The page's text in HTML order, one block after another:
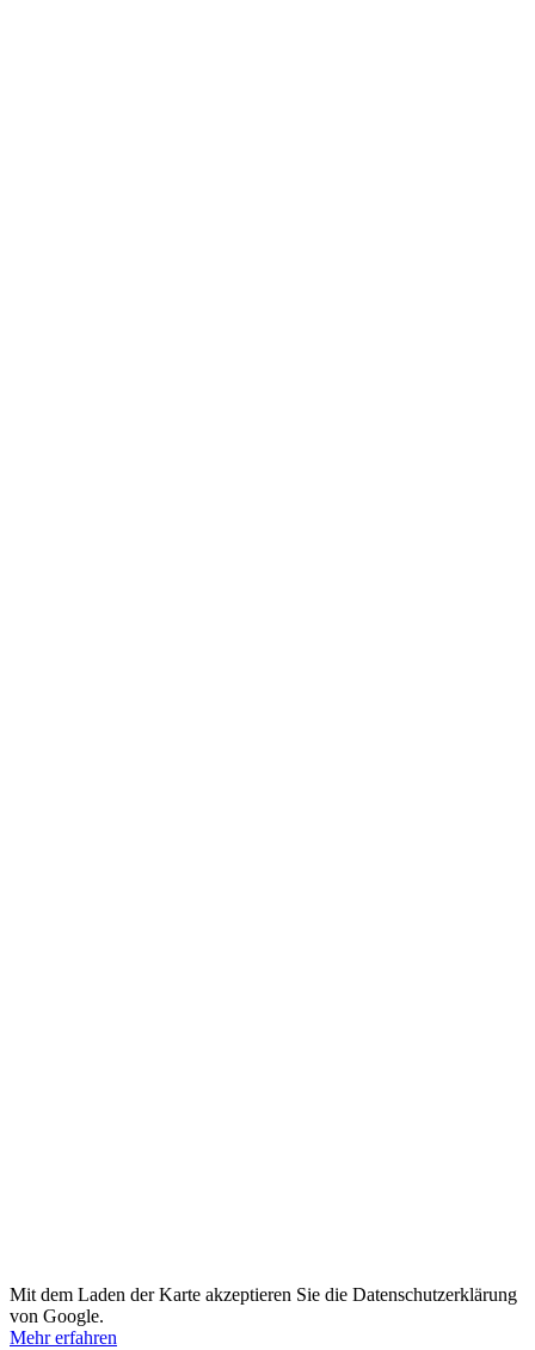
Mit dem Laden der Karte akzeptieren Sie die Datenschutzerklärung
von Google.
Mehr erfahren